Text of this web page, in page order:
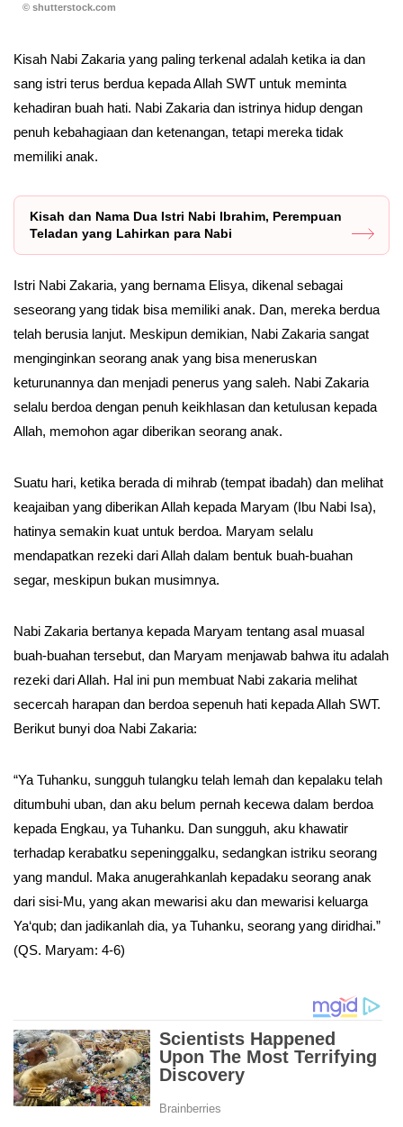
© shutterstock.com
Kisah Nabi Zakaria yang paling terkenal adalah ketika ia dan
sang istri terus berdua kepada Allah SWT untuk meminta
kehadiran buah hati. Nabi Zakaria dan istrinya hidup dengan
penuh kebahagiaan dan ketenangan, tetapi mereka tidak
memiliki anak.
Kisah dan Nama Dua Istri Nabi Ibrahim, Perempuan
Teladan yang Lahirkan para Nabi
Istri Nabi Zakaria, yang bernama Elisya, dikenal sebagai
seseorang yang tidak bisa memiliki anak. Dan, mereka berdua
telah berusia lanjut. Meskipun demikian, Nabi Zakaria sangat
menginginkan seorang anak yang bisa meneruskan
keturunannya dan menjadi penerus yang saleh. Nabi Zakaria
selalu berdoa dengan penuh keikhlasan dan ketulusan kepada
Allah, memohon agar diberikan seorang anak.
Suatu hari, ketika berada di mihrab (tempat ibadah) dan melihat
keajaiban yang diberikan Allah kepada Maryam (Ibu Nabi Isa),
hatinya semakin kuat untuk berdoa. Maryam selalu
mendapatkan rezeki dari Allah dalam bentuk buah-buahan
segar, meskipun bukan musimnya.
Nabi Zakaria bertanya kepada Maryam tentang asal muasal
buah-buahan tersebut, dan Maryam menjawab bahwa itu adalah
rezeki dari Allah. Hal ini pun membuat Nabi zakaria melihat
secercah harapan dan berdoa sepenuh hati kepada Allah SWT.
Berikut bunyi doa Nabi Zakaria:
“Ya Tuhanku, sungguh tulangku telah lemah dan kepalaku telah
ditumbuhi uban, dan aku belum pernah kecewa dalam berdoa
kepada Engkau, ya Tuhanku. Dan sungguh, aku khawatir
terhadap kerabatku sepeninggalku, sedangkan istriku seorang
yang mandul. Maka anugerahkanlah kepadaku seorang anak
dari sisi-Mu, yang akan mewarisi aku dan mewarisi keluarga
Ya‘qub; dan jadikanlah dia, ya Tuhanku, seorang yang diridhai.”
(QS. Maryam: 4-6)